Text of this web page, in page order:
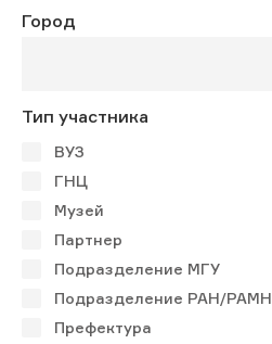
Город
Тип участника
ВУЗ
ГНЦ
Музей
Партнер
Подразделение МГУ
Подразделение РАН/РАМН
Префектура